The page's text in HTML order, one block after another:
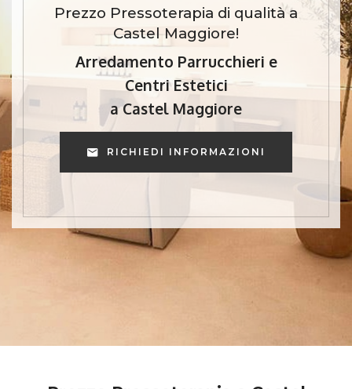
Prezzo Pressoterapia di qualità a
Castel Maggiore!
Arredamento Parrucchieri e
Centri Estetici
a Castel Maggiore
RICHIEDI INFORMAZIONI